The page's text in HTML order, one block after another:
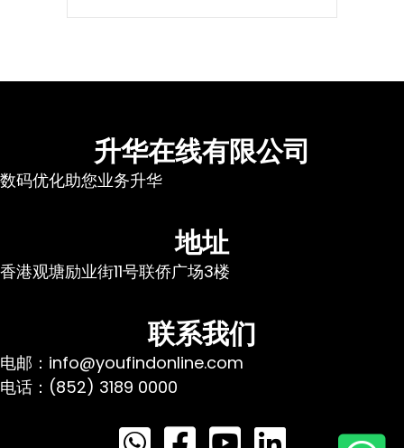
升华在线有限公司
数码优化助您业务升华
地址
香港观塘励业街11号联侨广场3楼
联系我们
电邮：info@youfindonline.com
电话：(852) 3189 0000